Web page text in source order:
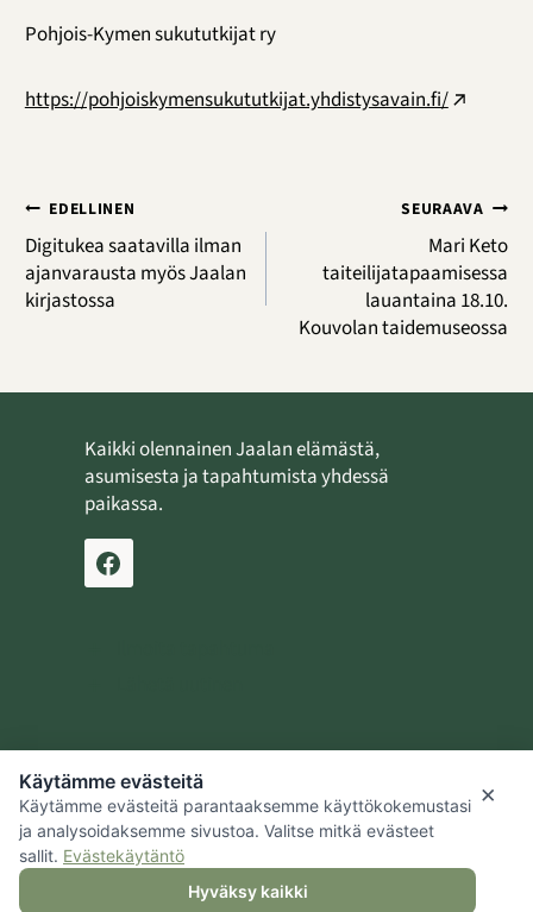
Pohjois-Kymen sukututkijat ry
https://pohjoiskymensukututkijat.yhdistysavain.fi/
Artikkelien
selaus
EDELLINEN
Digitukea saatavilla ilman
ajanvarausta myös Jaalan
kirjastossa
SEURAAVA
Mari Keto
taiteilijatapaamisessa
lauantaina 18.10.
Kouvolan taidemuseossa
Kaikki olennainen Jaalan elämästä,
asumisesta ja tapahtumista yhdessä
paikassa.
Jaalan kotiseutusäätiö
Kouvolan kaupunki
×
Käytämme evästeitä
Käytämme evästeitä parantaaksemme käyttökokemustasi
ja analysoidaksemme sivustoa. Valitse mitkä evästeet
sallit. Evästekäytäntö
Hyväksy kaikki